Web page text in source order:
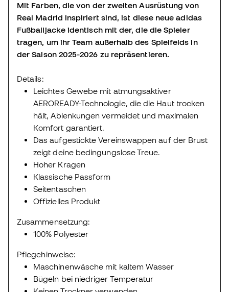
Mit Farben, die von der zweiten Ausrüstung von
Real Madrid inspiriert sind, ist diese neue adidas
Fußballjacke identisch mit der, die die Spieler
tragen, um ihr Team außerhalb des Spielfelds in
der Saison 2025-2026 zu repräsentieren.
Details:
Leichtes Gewebe mit atmungsaktiver
AEROREADY-Technologie, die die Haut trocken
hält, Ablenkungen vermeidet und maximalen
Komfort garantiert.
Das aufgestickte Vereinswappen auf der Brust
zeigt deine bedingungslose Treue.
Hoher Kragen
Klassische Passform
Seitentaschen
Offizielles Produkt
Zusammensetzung:
100% Polyester
Pflegehinweise:
Maschinenwäsche mit kaltem Wasser
Bügeln bei niedriger Temperatur